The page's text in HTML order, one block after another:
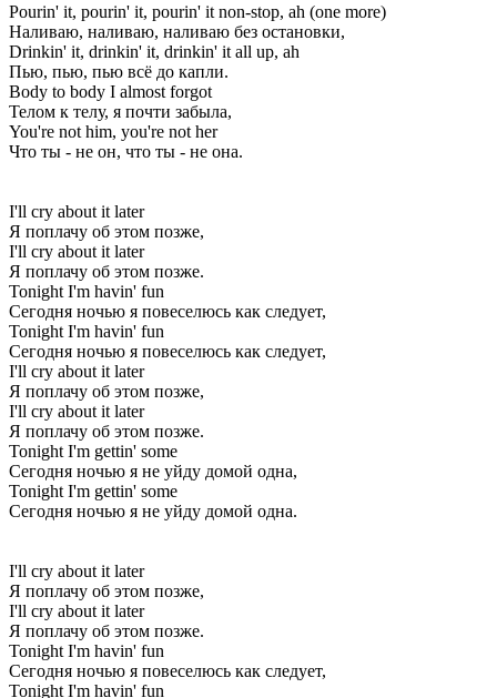
Pourin' it, pourin' it, pourin' it non-stop, ah (one more)
Наливаю, наливаю, наливаю без остановки,
Drinkin' it, drinkin' it, drinkin' it all up, ah
Пью, пью, пью всё до капли.
Body to body I almost forgot
Телом к телу, я почти забыла,
You're not him, you're not her
Что ты - не он, что ты - не она.
I'll cry about it later
Я поплачу об этом позже,
I'll cry about it later
Я поплачу об этом позже.
Tonight I'm havin' fun
Сегодня ночью я повеселюсь как следует,
Tonight I'm havin' fun
Сегодня ночью я повеселюсь как следует,
I'll cry about it later
Я поплачу об этом позже,
I'll cry about it later
Я поплачу об этом позже.
Tonight I'm gettin' some
Сегодня ночью я не уйду домой одна,
Tonight I'm gettin' some
Сегодня ночью я не уйду домой одна.
I'll cry about it later
Я поплачу об этом позже,
I'll cry about it later
Я поплачу об этом позже.
Tonight I'm havin' fun
Сегодня ночью я повеселюсь как следует,
Tonight I'm havin' fun